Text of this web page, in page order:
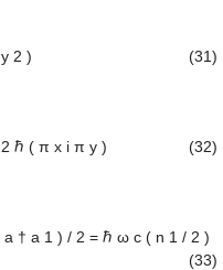
y 2 ) (31)
2 ℏ ( π x i π y ) (32)
a † a 1 ) / 2 = ℏ ω c ( n 1 / 2 )
(33)